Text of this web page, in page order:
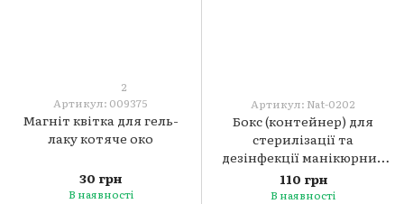
2
Артикул: 009375
Магніт квітка для гель-
лаку котяче око
30 грн
В наявності
Артикул: Nat-0202
Бокс (контейнер) для
стерилізації та
дезінфекції манікюрних
фрез рожевий
110 грн
В наявності